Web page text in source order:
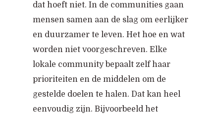
dat hoeft niet. In de communities gaan
mensen samen aan de slag om eerlijker
en duurzamer te leven. Het hoe en wat
worden niet voorgeschreven. Elke
lokale community bepaalt zelf haar
prioriteiten en de middelen om de
gestelde doelen te halen. Dat kan heel
eenvoudig zijn. Bijvoorbeeld het